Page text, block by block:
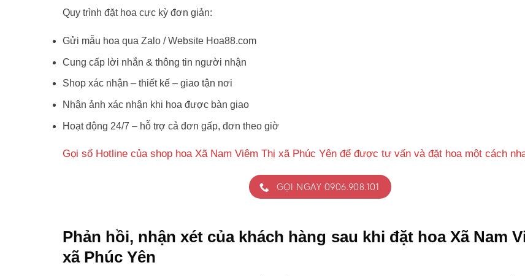
Quy trình đặt hoa cực kỳ đơn giản:
Gửi mẫu hoa qua Zalo / Website Hoa88.com
Cung cấp lời nhắn & thông tin người nhận
Shop xác nhận – thiết kế – giao tận nơi
Nhận ảnh xác nhận khi hoa được bàn giao
Hoạt động 24/7 – hỗ trợ cả đơn gấp, đơn theo giờ
Gọi số Hotline của shop hoa Xã Nam Viêm Thị xã Phúc Yên để được tư vấn và đặt hoa một cách
GỌI NGAY 0906.908.101
Phản hồi, nhận xét của khách hàng sau khi đặt hoa Xã Nam
xã Phúc Yên